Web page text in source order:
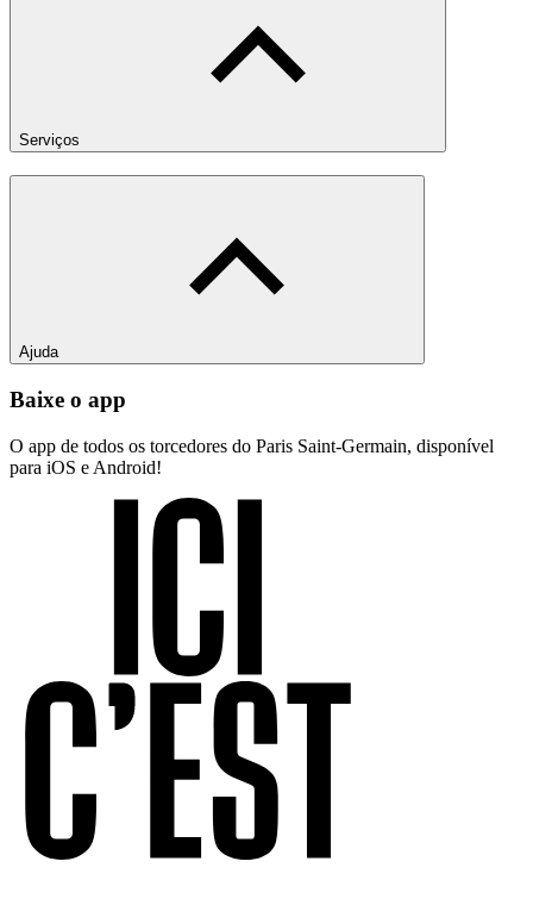
Serviços
Ajuda
Baixe o app
O app de todos os torcedores do Paris Saint-Germain, disponível
para iOS e Android!